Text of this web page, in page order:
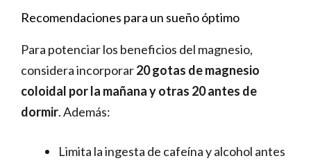
Recomendaciones para un sueño óptimo
Para potenciar los beneficios del magnesio,
considera incorporar20 gotas de magnesio
coloidal por la mañana y otras 20 antes de
dormir. Además:
Limita la ingesta de cafeína y alcohol antes